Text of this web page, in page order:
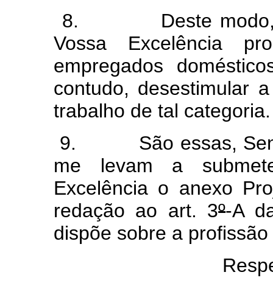
8. Deste modo, o
Vossa Excelência
empregados
contudo, desestimular
trabalho de tal categoria.
9. São essas,
me levam a
Excelência o anexo
redação ao art. 3º-A
dispõe sobre a